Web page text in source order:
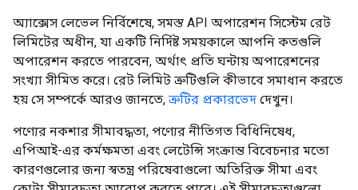
অ্যাক্সেস লেভেল নির্বিশেষে, সমস্ত API অপারেশন সিস্টেম রেট
লিমিটের অধীন, যা একটি নির্দিষ্ট সময়কালে আপনি কতগুলি
অপারেশন করতে পারবেন, অর্থাৎ প্রতি ঘন্টায় অপারেশনের
সংখ্যা সীমিত করে। রেট লিমিট ত্রুটিগুলি কীভাবে সমাধান করতে
হয় সে সম্পর্কে আরও জানতে, ত্রুটির প্রকারভেদ দেখুন।
পণ্যের নকশার সীমাবদ্ধতা, পণ্যের নীতিগত বিধিনিষেধ,
এপিআই-এর কর্মক্ষমতা এবং লেটেন্সি সংক্রান্ত বিবেচনার মতো
কারণগুলোর জন্য স্বতন্ত্র পরিষেবাগুলো অতিরিক্ত সীমা এবং